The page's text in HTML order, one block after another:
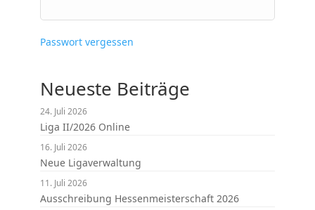
Passwort vergessen
Neueste Beiträge
Liga II/2026 Online
24. Juli 2026
Neue Ligaverwaltung
16. Juli 2026
Ausschreibung Hessenmeisterschaft 2026
11. Juli 2026